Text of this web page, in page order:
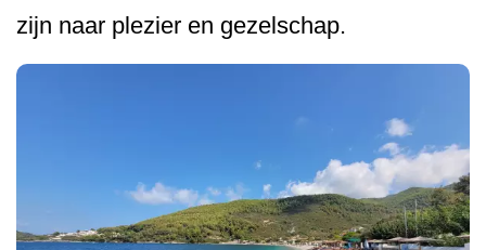
zijn naar plezier en gezelschap.